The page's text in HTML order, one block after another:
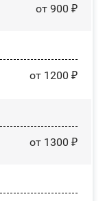
от 900 ₽
от 1200 ₽
от 1300 ₽